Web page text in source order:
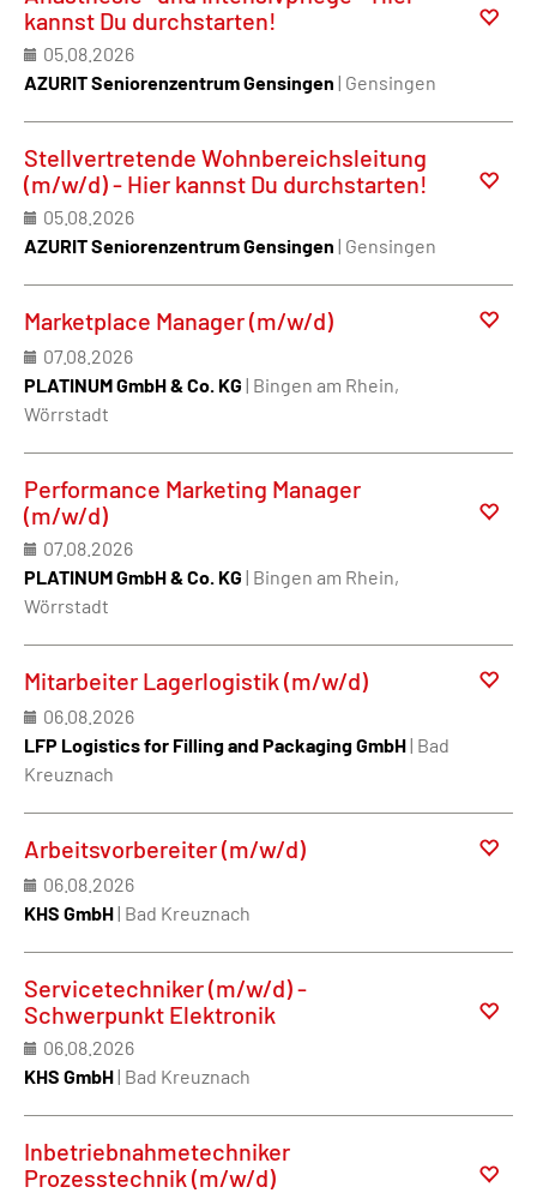
kannst Du durchstarten!
05.08.2026
AZURIT Seniorenzentrum Gensingen | Gensingen
Stellvertretende Wohnbereichsleitung
(m/w/d) - Hier kannst Du durchstarten!
05.08.2026
AZURIT Seniorenzentrum Gensingen | Gensingen
Marketplace Manager (m/w/d)
07.08.2026
PLATINUM GmbH & Co. KG | Bingen am Rhein,
Wörrstadt
Performance Marketing Manager
(m/w/d)
07.08.2026
PLATINUM GmbH & Co. KG | Bingen am Rhein,
Wörrstadt
Mitarbeiter Lagerlogistik (m/w/d)
06.08.2026
LFP Logistics for Filling and Packaging GmbH| Bad
Kreuznach
Arbeitsvorbereiter (m/w/d)
06.08.2026
KHS GmbH| Bad Kreuznach
Servicetechniker (m/w/d) -
Schwerpunkt Elektronik
06.08.2026
KHS GmbH| Bad Kreuznach
Inbetriebnahmetechniker
Prozesstechnik (m/w/d)